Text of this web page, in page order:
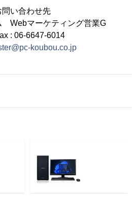
い合わせ先
Webマーケティング営業G
: 06-6647-6014
koubou.co.jp